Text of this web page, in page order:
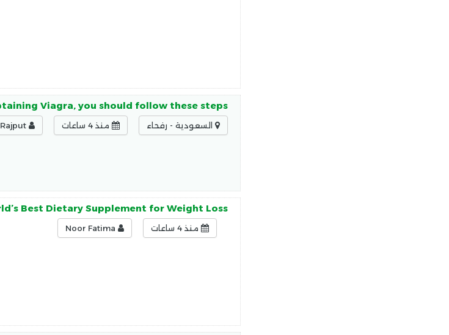
Viagra, you should follow these steps:
السعودية - رفحاء منذ 4 ساعات
Best Dietary Supplement for Weight Loss
منذ 4 ساعات